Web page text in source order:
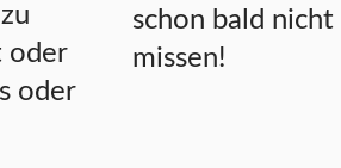
oder
oder
schon bald
missen!